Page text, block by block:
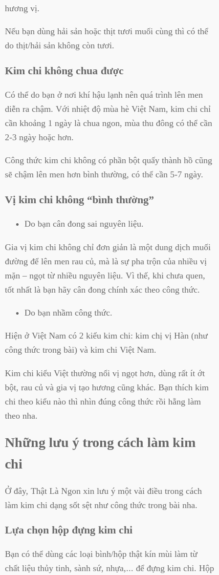
hương vị.
Nếu bạn dùng hải sản hoặc thịt tươi muối cùng thì có thể
do thịt/hải sản không còn tươi.
Kim chi không chua được
Có thể do bạn ở nơi khí hậu lạnh nên quá trình lên men
diễn ra chậm. Với nhiệt độ mùa hè Việt Nam, kim chi chỉ
cần khoảng 1 ngày là chua ngon, mùa thu đông có thể cần
2-3 ngày hoặc hơn.
Công thức kim chi không có phần bột quấy thành hồ cũng
sẽ chậm lên men hơn bình thường, có thể cần 5-7 ngày.
Vị kim chi không “bình thường”
Do bạn cân đong sai nguyên liệu.
Gia vị kim chi không chỉ đơn giản là một dung dịch muối
đường để lên men rau củ, mà là sự pha trộn của nhiều vị
mặn – ngọt từ nhiều nguyên liệu. Vì thế, khi chưa quen,
tốt nhất là bạn hãy cân đong chính xác theo công thức.
Do bạn nhầm công thức.
Hiện ở Việt Nam có 2 kiểu kim chi: kim chị vị Hàn (như
công thức trong bài) và kim chi Việt Nam.
Kim chi kiểu Việt thường nổi vị ngọt hơn, dùng rất ít ớt
bột, rau củ và gia vị tạo hương cũng khác. Bạn thích kim
chi theo kiểu nào thì nhìn đúng công thức rồi hẵng làm
theo nha.
Những lưu ý trong cách làm kim
chi
Ở đây, Thật Là Ngon xin lưu ý một vài điều trong cách
làm kim chi dạng sốt sệt như công thức trong bài nha.
Lựa chọn hộp đựng kim chi
Bạn có thể dùng các loại bình/hộp thật kín mùi làm từ
chất liệu thủy tinh, sành sứ, nhựa,... để đựng kim chi. Hộp